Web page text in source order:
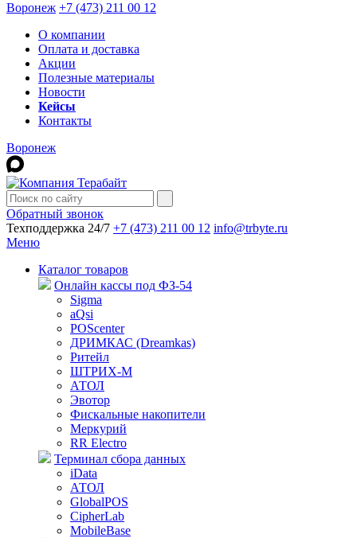
Воронеж +7 (473) 211 00 12
О компании
Оплата и доставка
Акции
Полезные материалы
Новости
Кейсы
Контакты
Воронеж
Обратный звонок
Техподдержка 24/7 +7 (473) 211 00 12 info@trbyte.ru
Меню
Каталог товаров
Онлайн кассы под ФЗ-54
Sigma
aQsi
POScenter
ДРИМКАС (Dreamkas)
Ритейл
ШТРИХ-М
АТОЛ
Эвотор
Фискальные накопители
Меркурий
RR Electro
Терминал сбора данных
iData
АТОЛ
GlobalPOS
CipherLab
MobileBase